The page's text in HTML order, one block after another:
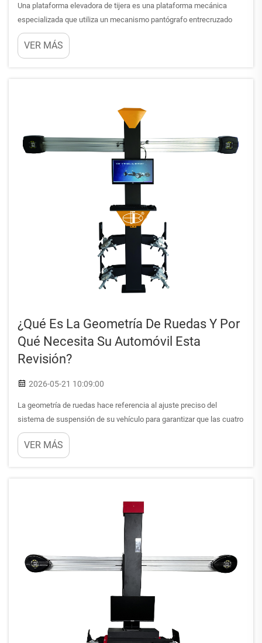
Una plataforma elevadora de tijera es una plataforma mecánica
especializada que utiliza un mecanismo pantógrafo entrecruzado
para elevar personas, equipos o materiales a diversas alturas de
trabajo. Este versátil equipo se ha convertido en indispensable en
sectores como la construcción...
VER MÁS
¿Qué Es La Geometría De Ruedas Y Por
Qué Necesita Su Automóvil Esta
Revisión?
2026-05-21 10:09:00
La geometría de ruedas hace referencia al ajuste preciso del
sistema de suspensión de su vehículo para garantizar que las cuatro
ruedas estén correctamente posicionadas entre sí y respecto a la
superficie de la carretera. Este procedimiento crítico de
VER MÁS